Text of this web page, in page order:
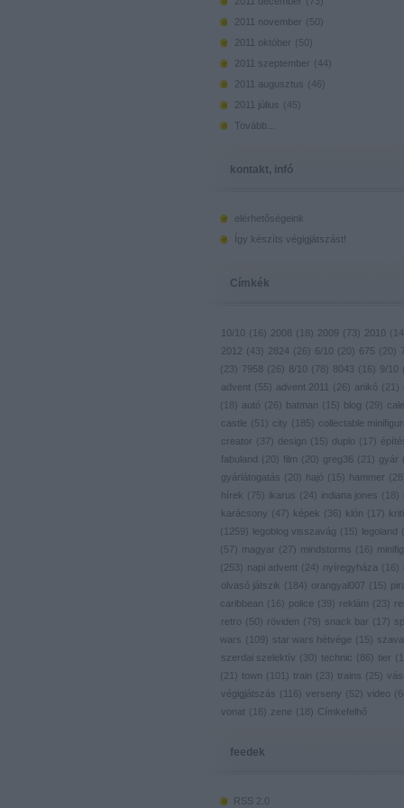
2011 november ( 50)
2011 október ( 50)
2011 szeptember ( 44)
2011 augusztus ( 46 )
2011 július ( 45)
Tovább
kontakt, infó
elérhetőségeink
Így készíts végigjátszást!
Címkék
10/10 ( 16 ) 2008 ( 18 ) 2009 ( 73) 2010 (
2012 ( 43) 2824 ( 26 ) 6/10 ( 20) 675 ( 20)
( 23) 7958 ( 26 ) 8/10 ( 78 ) 8043 ( 16 ) 9/10 (
advent ( 55) advent 2011 ( 26 ) anikó ( 21 )
(
18 ) autó ( 26 ) batman ( 15) blog ( 29)
castle ( 51 ) city ( 185) collectable
creator ( 37) design ( 15) duplo ( 17)
fabuland ( 20) film ( 20) greg36 ( 21 ) gyár (
gyárlátogatás ( 20) hajó ( 15) hammer ( 28
hírek ( 75) ikarus ( 24) indiana jones ( 18 )
karácsony ( 47) képek ( 36 ) klón ( 17)
(
1259) legoblog visszavág ( 15) legoland (
( 57) magyar ( 27) mindstorms ( 16 ) minifig
( 253) napi advent ( 24) nyíregyháza ( 16 )
olvasó játszik ( 184) orangyal007 ( 15)
caribbean ( 16 ) police ( 39) reklám ( 23)
retro ( 50) röviden ( 79) snack bar ( 17)
wars ( 109) star wars hétvége ( 15)
szerdai szelektív ( 30) technic ( 86 ) tier (
( 21 ) town ( 101 ) train ( 23) trains ( 25)
végigjátszás ( 116 ) verseny ( 52) video (
vonat ( 16 ) zene ( 18 ) Címkefelhő
feedek
RSS 2.0